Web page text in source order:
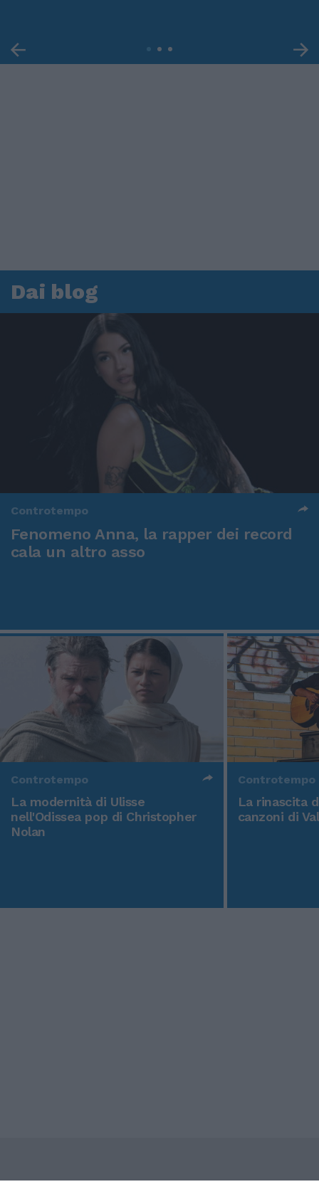
Dai blog
Controtempo
Fenomeno Anna, la rapper dei record
cala un altro asso
Controtempo
La modernità di Ulisse
nell'Odissea pop di Christopher
Nolan
Controtempo
La rinascita
canzoni di